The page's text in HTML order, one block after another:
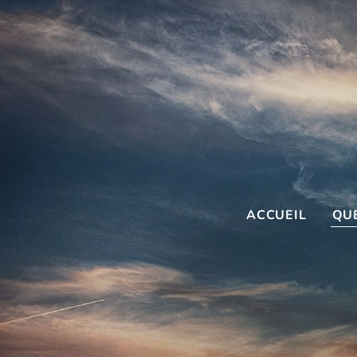
ACCUEIL